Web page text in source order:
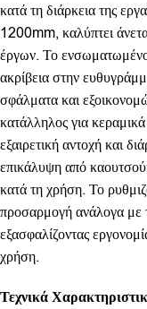
κατά τη διάρκεια της
1200mm, καλύπτει
έργων. Το
ακρίβεια στην
σφάλματα και
κατάλληλος για
εξαιρετική αντοχή και
επικάλυψη από
κατά τη χρήση. Το
προσαρμογή ανάλογα με
εξασφαλίζοντας
χρήση.
Τεχνικά